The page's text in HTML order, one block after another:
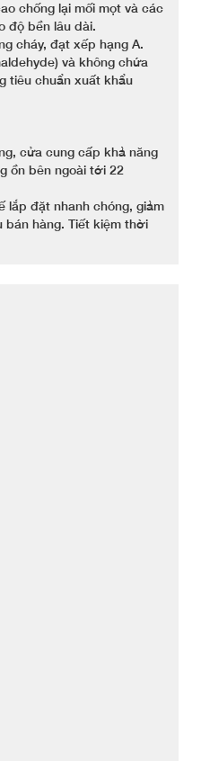
chống lại mối mọt và các
độ bền lâu dài.
cháy, đạt xếp hạng A.
và không chứa
tiêu chuẩn xuất khẩu
cửa cung cấp khả năng
ồn bên ngoài tới 22
lắp đặt nhanh chóng, giảm
bán hàng. Tiết kiệm thời